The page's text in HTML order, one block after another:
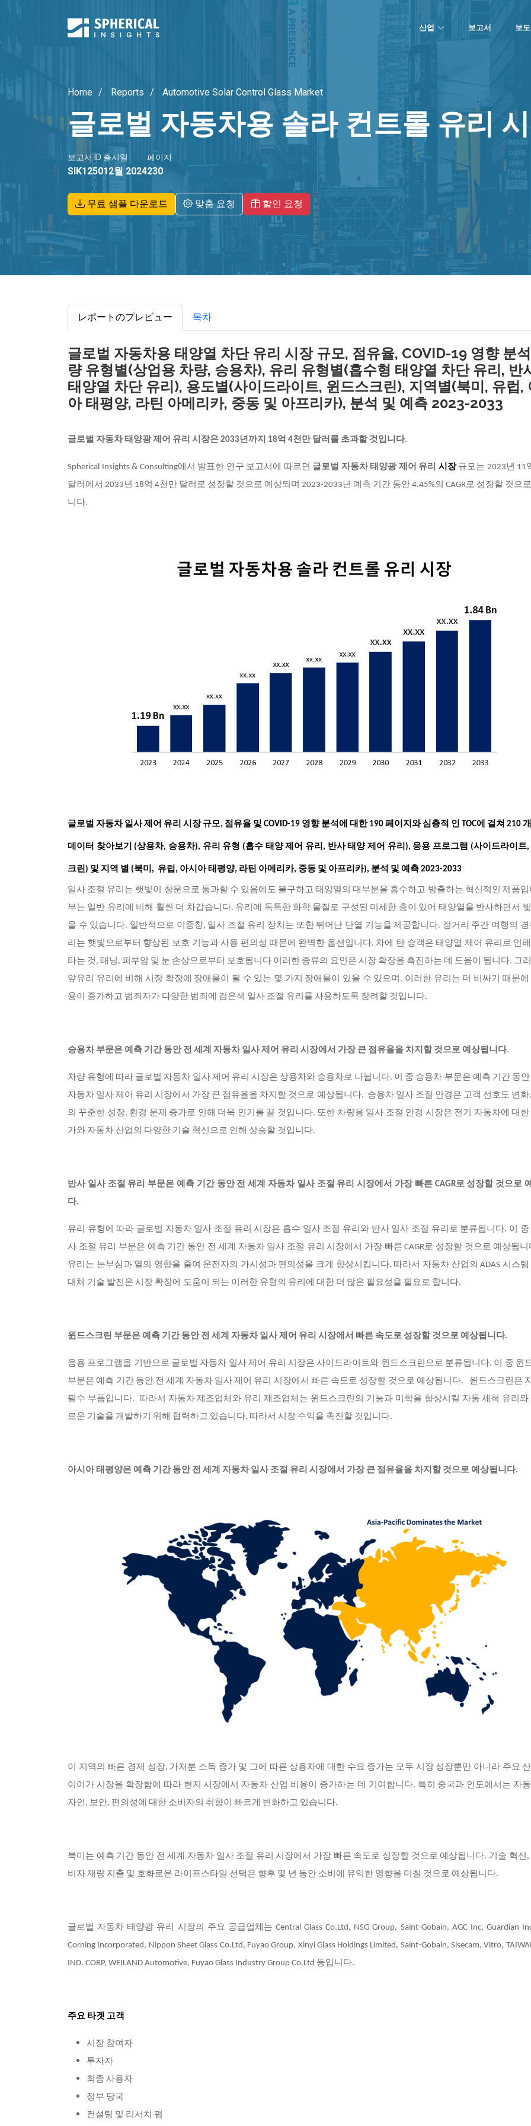
산업 보고서 보
Home Reports Automotive Solar Control Glass Market
글로벌 자동차용 솔라 컨트롤 유리
보고서 ID
SIK1250
출시일
12월 2024
페이지
230
무료 샘플 다운로드 맞춤 요청 할인 요청
レポートのプレビュー 목차
글로벌 자동차용 태양열 차단 유리 시장 규모, 점유율, COVID-19 영향 분
량 유형별(상업용 차량, 승용차), 유리 유형별(흡수형 태양열 차단 유리, 반
태양열 차단 유리), 용도별(사이드라이트, 윈드스크린), 지역별(북미, 유럽,
아 태평양, 라틴 아메리카, 중동 및 아프리카), 분석 및 예측 2023-2033
글로벌 자동차 태양광 제어 유리 시장은 2033년까지 18억 4천만 달러를 초과할 것입니다.
Spherical Insights & Consulting에서 발표한 연구 보고서에 따르면 글로벌 자동차 태양광 제어 유리 시장 규모는 2023년 11
달러에서 2033년 18억 4천만 달러로 성장할 것으로 예상되며 2023-2033년 예측 기간 동안 4.45%의 CAGR로 성장할 것으
니다.
글로벌 자동차 일사 제어 유리 시장 규모, 점유율 및 COVID-19 영향 분석에 대한 190 페이지와 심층적 인 TOC에 걸쳐 210
데이터 찾아보기 (상용차, 승용차), 유리 유형 (흡수 태양 제어 유리, 반사 태양 제어 유리), 응용 프로그램 (사이드라이트,
크린) 및 지역 별 (북미, 유럽, 아시아 태평양, 라틴 아메리카, 중동 및 아프리카), 분석 및 예측 2023-2033
일사 조절 유리는 햇빛이 창문으로 통과할 수 있음에도 불구하고 태양열의 대부분을 흡수하고 방출하는 혁신적인 제품
부는 일반 유리에 비해 훨씬 더 차갑습니다. 유리에 독특한 화학 물질로 구성된 미세한 층이 있어 태양열을 반사하면서
올 수 있습니다. 일반적으로 이중창, 일사 조절 유리 장치는 또한 뛰어난 단열 기능을 제공합니다. 장거리 주간 여행의 경
리는 햇빛으로부터 향상된 보호 기능과 사용 편의성 때문에 완벽한 옵션입니다. 차에 탄 승객은 태양열 제어 유리로 인해
타는 것, 태닝, 피부암 및 눈 손상으로부터 보호됩니다 이러한 종류의 요인은 시장 확장을 촉진하는 데 도움이 됩니다. 그
앞유리 유리에 비해 시장 확장에 장애물이 될 수 있는 몇 가지 장애물이 있을 수 있으며, 이러한 유리는 더 비싸기 때문에
용이 증가하고 범죄자가 다양한 범죄에 검은색 일사 조절 유리를 사용하도록 장려할 것입니다.
승용차 부문은 예측 기간 동안 전 세계 자동차 일사 제어 유리 시장에서 가장 큰 점유율을 차지할 것으로 예상됩니다.
차량 유형에 따라 글로벌 자동차 일사 제어 유리 시장은 상용차와 승용차로 나뉩니다. 이 중 승용차 부문은 예측 기간 동안
자동차 일사 제어 유리 시장에서 가장 큰 점유율을 차지할 것으로 예상됩니다. 승용차 일사 조절 안경은 고객 선호도 변화
의 꾸준한 성장, 환경 문제 증가로 인해 더욱 인기를 끌 것입니다. 또한 차량용 일사 조절 안경 시장은 전기 자동차에 대한
가와 자동차 산업의 다양한 기술 혁신으로 인해 상승할 것입니다.
반사 일사 조절 유리 부문은 예측 기간 동안 전 세계 자동차 일사 조절 유리 시장에서 가장 빠른CAGR로 성장할 것으로
다.
유리 유형에 따라 글로벌 자동차 일사 조절 유리 시장은 흡수 일사 조절 유리와 반사 일사 조절 유리로 분류됩니다. 이 중
사 조절 유리 부문은 예측 기간 동안 전 세계 자동차 일사 조절 유리 시장에서 가장 빠른 CAGR로 성장할 것으로 예상됩
유리는 눈부심과 열의 영향을 줄여 운전자의 가시성과 편의성을 크게 향상시킵니다. 따라서 자동차 산업의 ADAS 시스
대체 기술 발전은 시장 확장에 도움이 되는 이러한 유형의 유리에 대한 더 많은 필요성을 필요로 합니다.
윈드스크린 부문은 예측 기간 동안 전 세계 자동차 일사 제어 유리 시장에서 빠른 속도로 성장할 것으로 예상됩니다.
응용 프로그램을 기반으로 글로벌 자동차 일사 제어 유리 시장은 사이드라이트와 윈드스크린으로 분류됩니다. 이 중 윈
부문은 예측 기간 동안 전 세계 자동차 일사 제어 유리 시장에서 빠른 속도로 성장할 것으로 예상됩니다. 윈드스크린은
필수 부품입니다. 따라서 자동차 제조업체와 유리 제조업체는 윈드스크린의 기능과 미학을 향상시킬 자동 세척 유리와
로운 기술을 개발하기 위해 협력하고 있습니다. 따라서 시장 수익을 촉진할 것입니다.
아시아 태평양은 예측 기간 동안 전 세계 자동차 일사 조절 유리 시장에서 가장 큰 점유율을 차지할 것으로 예상됩니다.
이 지역의 빠른 경제 성장, 가처분 소득 증가 및 그에 따른 상용차에 대한 수요 증가는 모두 시장 성장뿐만 아니라 주요 산
이어가 시장을 확장함에 따라 현지 시장에서 자동차 산업 비용이 증가하는 데 기여합니다. 특히 중국과 인도에서는 자동
자인, 보안, 편의성에 대한 소비자의 취향이 빠르게 변화하고 있습니다.
북미는 예측 기간 동안 전 세계 자동차 일사 조절 유리 시장에서 가장 빠른 속도로 성장할 것으로 예상됩니다. 기술 혁신,
비자 재량 지출 및 호화로운 라이프스타일 선택은 향후 몇 년 동안 소비에 유익한 영향을 미칠 것으로 예상됩니다.
글로벌 자동차 태양광 유리 시장의 주요 공급업체는 Central Glass Co.Ltd, NSG Group, Saint-Gobain, AGC Inc, Guardian
Corning Incorporated, Nippon Sheet Glass Co.Ltd, Fuyao Group, Xinyi Glass Holdings Limited, Saint-Gobain, Sisecam, Vitro,
IND. CORP, WEILAND Automotive, Fuyao Glass Industry Group Co.Ltd 등입니다.
주요 타겟 고객
시장 참여자
투자자
최종 사용자
정부 당국
컨설팅 및 리서치 펌